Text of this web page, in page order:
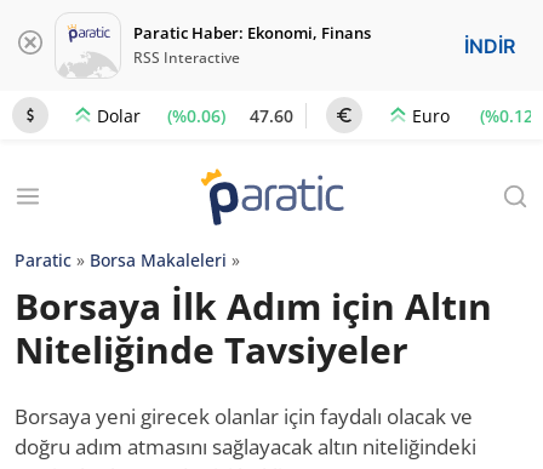
Paratic Haber: Ekonomi, Finans
RSS Interactive İNDİR
Dolar (%0.06) 47.60 Euro (%0.12)
Paratic » Borsa Makaleleri »
Borsaya İlk Adım için Altın
Niteliğinde Tavsiyeler
Borsaya yeni girecek olanlar için faydalı olacak ve
doğru adım atmasını sağlayacak altın niteliğindeki